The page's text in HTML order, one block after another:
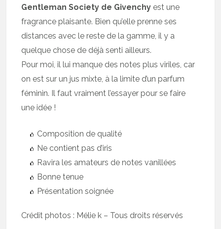
Gentleman Society de Givenchy est une
fragrance plaisante. Bien qu’elle prenne ses
distances avec le reste de la gamme, il y a
quelque chose de déjà senti ailleurs.
Pour moi, il lui manque des notes plus viriles, car
on est sur un jus mixte, à la limite d’un parfum
féminin. Il faut vraiment l’essayer pour se faire
une idée !
Composition de qualité
Ne contient pas d’iris
Ravira les amateurs de notes vanillées
Bonne tenue
Présentation soignée
Crédit photos : Mélie k – Tous droits réservés